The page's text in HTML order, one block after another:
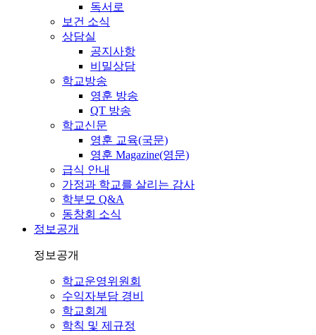
독서로
보건 소식
상담실
공지사항
비밀상담
학교방송
영훈 방송
QT 방송
학교신문
영훈 교육(국문)
영훈 Magazine(영문)
급식 안내
가정과 학교를 살리는 감사
학부모 Q&A
동창회 소식
정보공개
정보공개
학교운영위원회
수익자부담 경비
학교회계
학칙 및 제규정